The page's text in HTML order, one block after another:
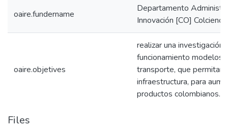
oaire.fundername
Departamento
Innovación [CO]
oaire.objetives
realizar una
funcionamiento modelos
transporte, que permitan
infraestructura, para
productos colombianos.
Files